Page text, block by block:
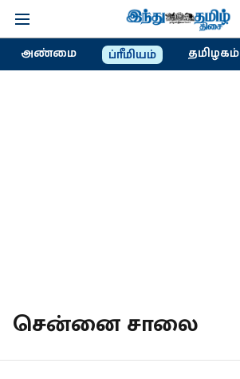
அண்மை ப்ரீமியம் தமிழகம்
சென்னை சாலை